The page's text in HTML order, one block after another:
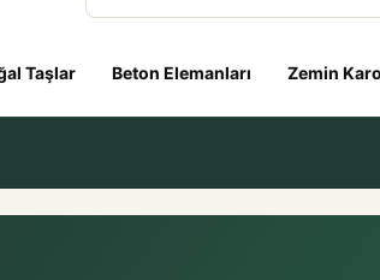
Taşlar Beton Elemanları Zemin